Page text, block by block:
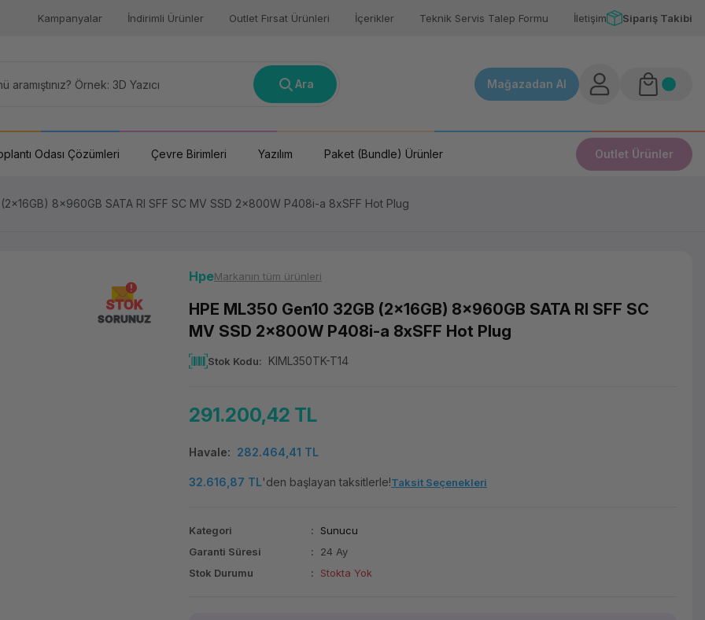
Kampanyalar İndirimli Ürünler Outlet Fırsat Ürünleri İçerikler Teknik Servis Talep Formu İletişim Sipariş Takibi
Ara Mağazadan Al
Odası Çözümleri Çevre Birimleri Yazılım Paket (Bundle) Ürünler Outlet Ürünler
(2x16GB) 8x960GB SATA RI SFF SC MV SSD 2x800W P408i-a 8xSFF Hot Plug
STOK
SORUNUZ
HpeMarkanın tüm ürünleri
HPE ML350 Gen10 32GB (2x16GB) 8x960GB SATA RI SFF SC
MV SSD 2x800W P408i-a 8xSFF Hot Plug
Stok Kodu KIML350TK-T14
291.200,42 TL
Havale 282.464,41 TL
32.616,87 TL'den başlayan taksitlerle!Taksit Seçenekleri
Kategori
Sunucu
Garanti Süresi
24 Ay
Stok Durumu
Stokta Yok